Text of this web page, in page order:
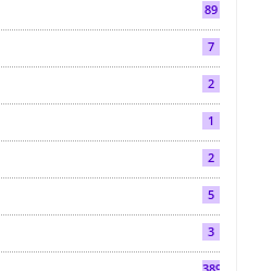
89
7
2
1
2
5
3